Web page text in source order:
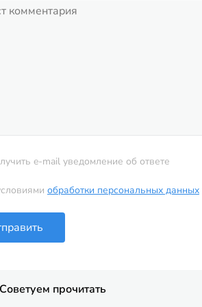
e-mail уведомление об ответе
обработки персональных данных
Советуем прочитать